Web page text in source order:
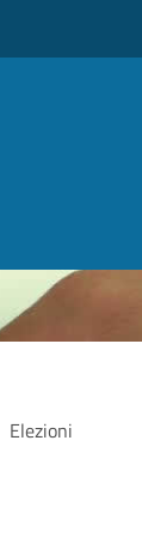
Elezioni